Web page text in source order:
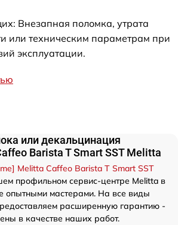
Внезапная поломка, утрата
или техническим параметрам при
эксплуатации.
или декальцинация
Barista T Smart SST Melitta
Melitta Caffeo Barista T Smart SST
профильном сервис-центре Melitta в
опытными мастерами. На все виды
расширенную гарантию -
в качестве наших работ.